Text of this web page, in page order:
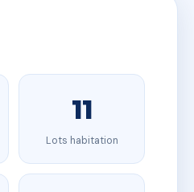
11
Lots habitation